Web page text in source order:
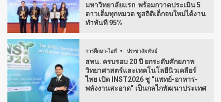
มหาวิทยาลัยแรก พร้อมกวาดประเมิน 5
ดาวเต็มทุกหมวด ชูสถิติเด็กจบใหม่ได้งาน
ทำทันที 95%
การศึกษา-ไอที ประชาสัมพันธ์
สทน. ครบรอบ 20 ปี ยกระดับศักยภาพ
วิทยาศาสตร์และเทคโนโลยีนิวเคลียร์
ไทย เปิด INST2026 ชู “แพทย์-อาหาร-
พลังงานสะอาด” เป็นกลไกพัฒนาประเทศ